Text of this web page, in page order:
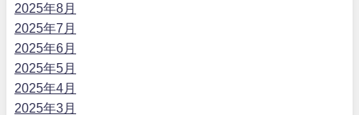
2025年8月
2025年7月
2025年6月
2025年5月
2025年4月
2025年3月